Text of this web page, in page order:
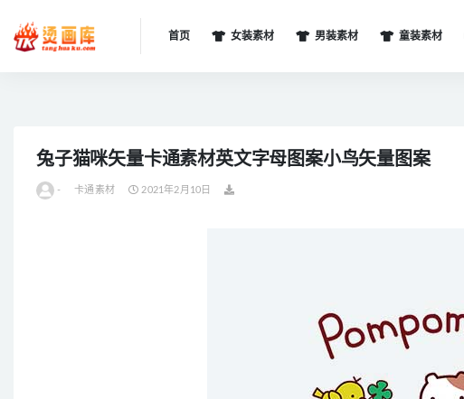
首页 女装素材 男装素材 童装素材
兔子猫咪矢量卡通素材英文字母图案小鸟矢量图案
- 卡通素材 2021年2月10日